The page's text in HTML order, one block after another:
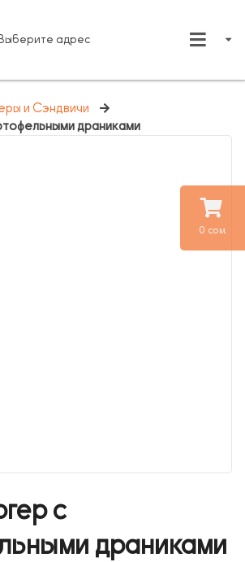
0 сом.
Выберите адрес
и Сэндвичи
драниками
с
драниками